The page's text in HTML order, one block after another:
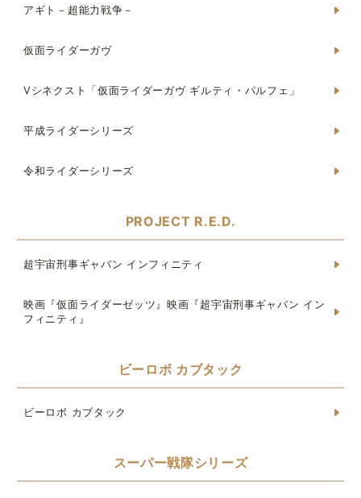
アギト－超能力戦争－
仮面ライダーガヴ
Vシネクスト「仮面ライダーガヴ ギルティ・パルフェ」
平成ライダーシリーズ
令和ライダーシリーズ
PROJECT R.E.D.
超宇宙刑事ギャバン インフィニティ
映画『仮面ライダーゼッツ』映画『超宇宙刑事ギャバン イン
フィニティ』
ビーロボ カブタック
ビーロボ カブタック
スーパー戦隊シリーズ